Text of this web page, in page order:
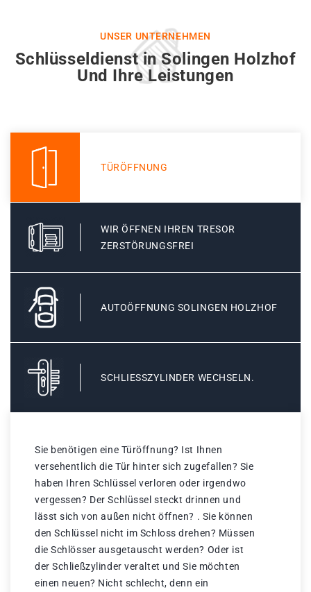
UNSER UNTERNEHMEN
Schlüsseldienst in Solingen Holzhof
Und Ihre Leistungen
TÜRÖFFNUNG
WIR ÖFFNEN IHREN TRESOR
ZERSTÖRUNGSFREI
AUTOÖFFNUNG SOLINGEN HOLZHOF
SCHLIESSZYLINDER WECHSELN.
Sie benötigen eine Türöffnung? Ist Ihnen
versehentlich die Tür hinter sich zugefallen? Sie
haben Ihren Schlüssel verloren oder irgendwo
vergessen? Der Schlüssel steckt drinnen und
lässt sich von außen nicht öffnen? . Sie können
den Schlüssel nicht im Schloss drehen? Müssen
die Schlösser ausgetauscht werden? Oder ist
der Schließzylinder veraltet und Sie möchten
einen neuen? Nicht schlecht, denn ein